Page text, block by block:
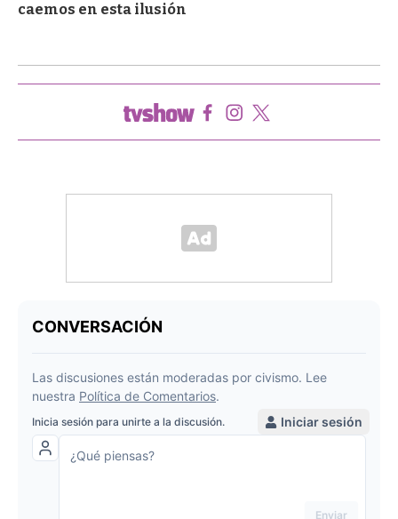
caemos en esta ilusión